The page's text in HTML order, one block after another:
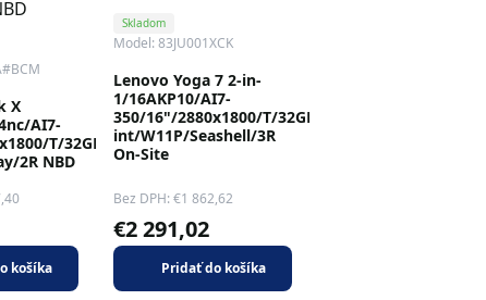
X
AI7-
T/32GB/2TB/AMD
2R NBD
košíka
Skladom
Model: 83JU001XCK
Lenovo Yoga 7 2-in-
1/16AKP10/AI7-
350/16"/2880x1800/T/32GB/1TB/AMD
int/W11P/Seashell/3R
On-Site
Bez DPH: €1 862,62
€2 291,02
Pridať do košíka